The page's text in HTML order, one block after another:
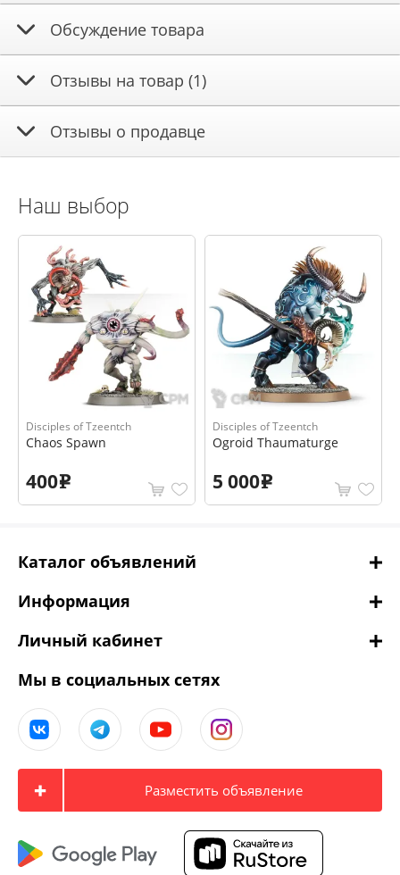
Обсуждение товара
Отзывы на товар (1)
Отзывы о продавце
Наш выбор
Disciples of Tzeentch
Chaos Spawn
400e
Disciples of Tzeentch
Ogroid Thaumaturge
5 000e
Каталог объявлений
Информация
Личный кабинет
Мы в социальных сетях
Разместить объявление